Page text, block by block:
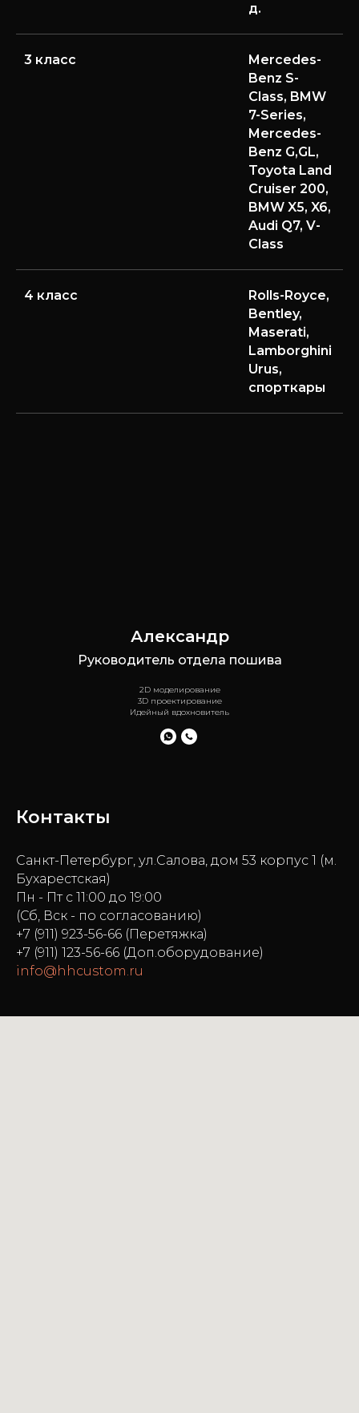
д.
3 класс
Mercedes-
Benz S-
Class, BMW
7-Series,
Mercedes-
Benz G,GL,
Toyota Land
Cruiser 200,
BMW X5, X6,
Audi Q7, V-
Class
4 класс
Rolls-Royce,
Bentley,
Maserati,
Lamborghini
Urus,
спорткары
Александр
Руководитель отдела пошива
2D моделирование
3D проектирование
Идейный вдохновитель
Контакты
Санкт-Петербург, ул.Салова, дом 53 корпус 1 (м.
Бухарестская)
Пн - Пт с 11:00 до 19:00
(Сб, Вск - по согласованию)
+7 (911) 923-56-66 (Перетяжка)
+7 (911) 123-56-66 (Доп.оборудование)
info@hhcustom.ru